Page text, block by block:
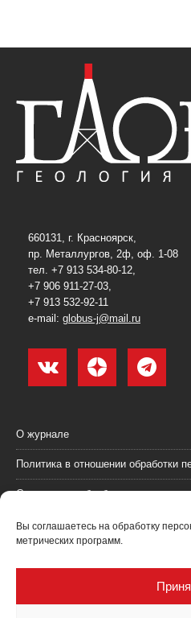
Вы соглашаетесь на обработку
метрических программ.
660131, г. Красноярск,
пр. Металлургов, 2ф, оф. 1-08
тел. +7 913 534-80-12,
+7 906 911-27-03,
+7 913 532-92-11
e-mail: globus-j@mail.ru
О журнале
Политика в отношении обработки
Согласие на обработку
Пользовательское соглашение